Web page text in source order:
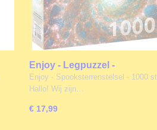
Enjoy - Legpuzzel -
Spooksterrenstelsel - 1000
Enjoy - Spooksterrenstelsel - 1000
Hallo! Wij zijn…
€ 17,99